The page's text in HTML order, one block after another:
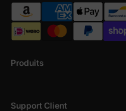
Produits
Support Client